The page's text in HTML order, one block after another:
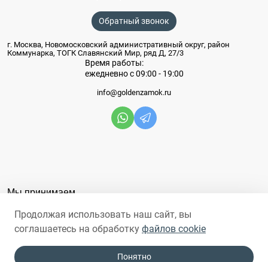
Обратный звонок
г. Москва, Новомосковский административный округ, район
Коммунарка, ТОГК Славянский Мир, ряд Д, 27/3
Время работы:
ежедневно с 09:00 - 19:00
info@goldenzamok.ru
Мы принимаем
Продолжая использовать наш сайт, вы
соглашаетесь на обработку файлов cookie
Понятно